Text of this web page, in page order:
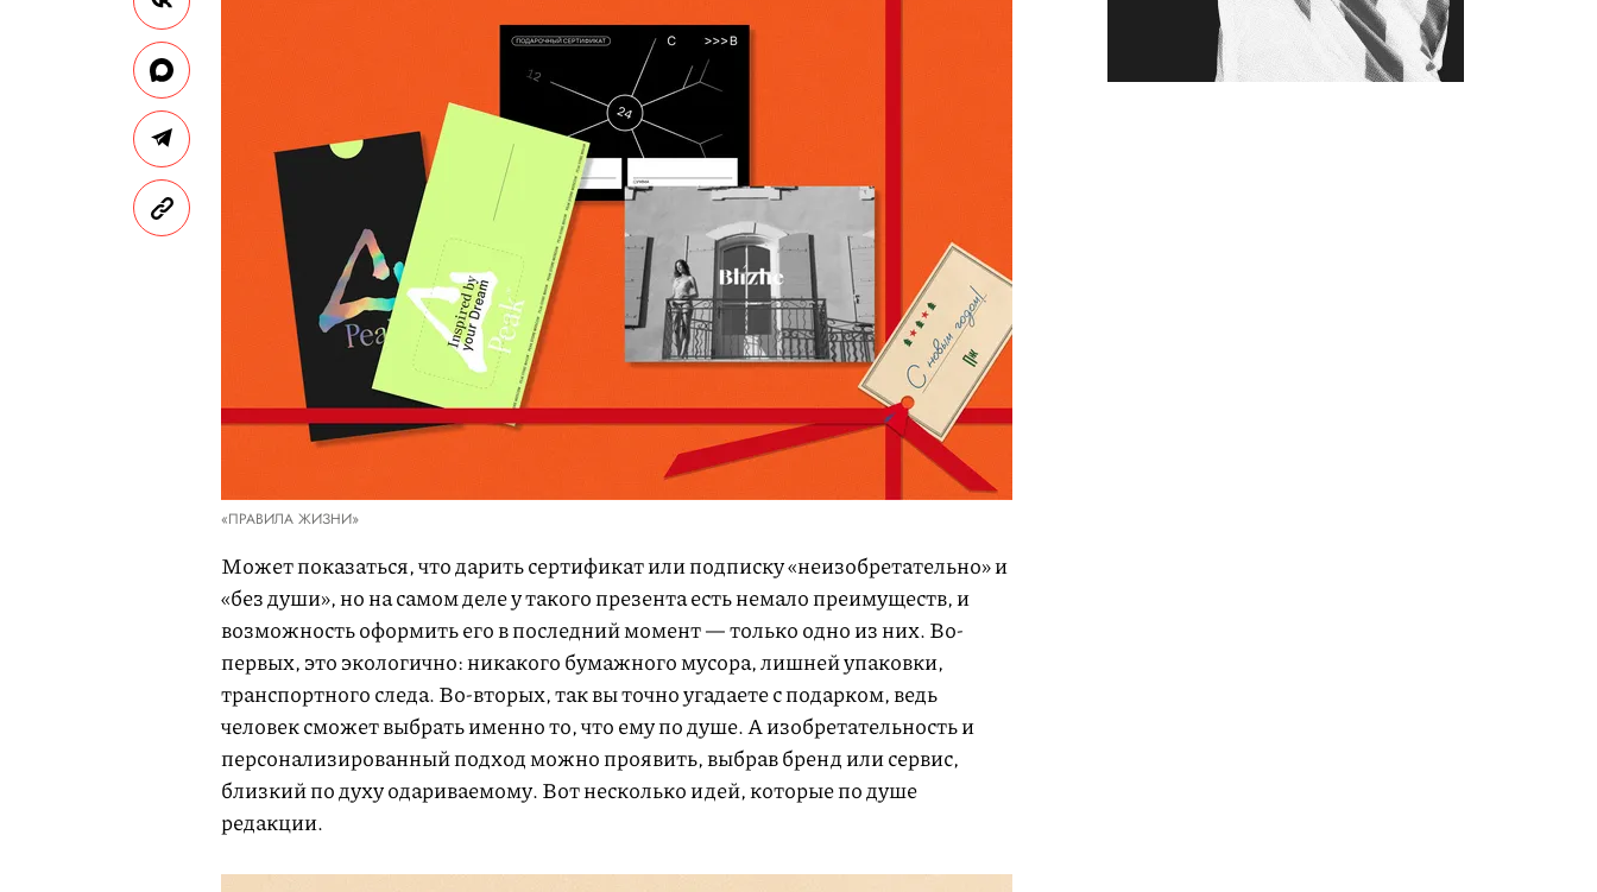
«ПРАВИЛА ЖИЗНИ»
Может показаться, что дарить сертификат или подписку «неизобретательно» и
«без души», но на самом деле у такого презента есть немало преимуществ, и
возможность оформить его в последний момент — только одно из них. Во-
первых, это экологично: никакого бумажного мусора, лишней упаковки,
транспортного следа. Во-вторых, так вы точно угадаете с подарком, ведь
человек сможет выбрать именно то, что ему по душе. А изобретательность и
персонализированный подход можно проявить, выбрав бренд или сервис,
близкий по духу одариваемому. Вот несколько идей, которые по душе
редакции.